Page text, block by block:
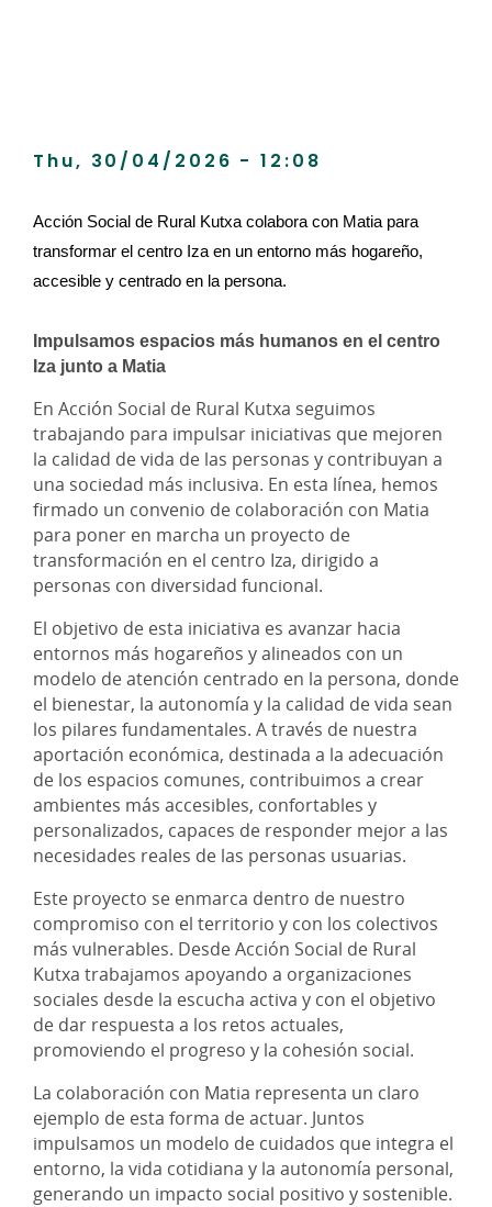
Thu, 30/04/2026 - 12:08
Acción Social de Rural Kutxa colabora con Matia para
transformar el centro Iza en un entorno más hogareño,
accesible y centrado en la persona.
Impulsamos espacios más humanos en el centro
Iza junto a Matia
En Acción Social de Rural Kutxa seguimos
trabajando para impulsar iniciativas que mejoren
la calidad de vida de las personas y contribuyan a
una sociedad más inclusiva. En esta línea, hemos
firmado un convenio de colaboración con Matia
para poner en marcha un proyecto de
transformación en el centro Iza, dirigido a
personas con diversidad funcional.
El objetivo de esta iniciativa es avanzar hacia
entornos más hogareños y alineados con un
modelo de atención centrado en la persona, donde
el bienestar, la autonomía y la calidad de vida sean
los pilares fundamentales. A través de nuestra
aportación económica, destinada a la adecuación
de los espacios comunes, contribuimos a crear
ambientes más accesibles, confortables y
personalizados, capaces de responder mejor a las
necesidades reales de las personas usuarias.
Este proyecto se enmarca dentro de nuestro
compromiso con el territorio y con los colectivos
más vulnerables. Desde Acción Social de Rural
Kutxa trabajamos apoyando a organizaciones
sociales desde la escucha activa y con el objetivo
de dar respuesta a los retos actuales,
promoviendo el progreso y la cohesión social.
La colaboración con Matia representa un claro
ejemplo de esta forma de actuar. Juntos
impulsamos un modelo de cuidados que integra el
entorno, la vida cotidiana y la autonomía personal,
generando un impacto social positivo y sostenible.